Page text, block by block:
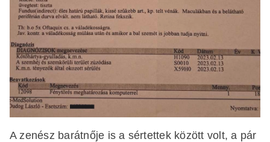
A zenész barátnője is a sértettek között volt, a pár